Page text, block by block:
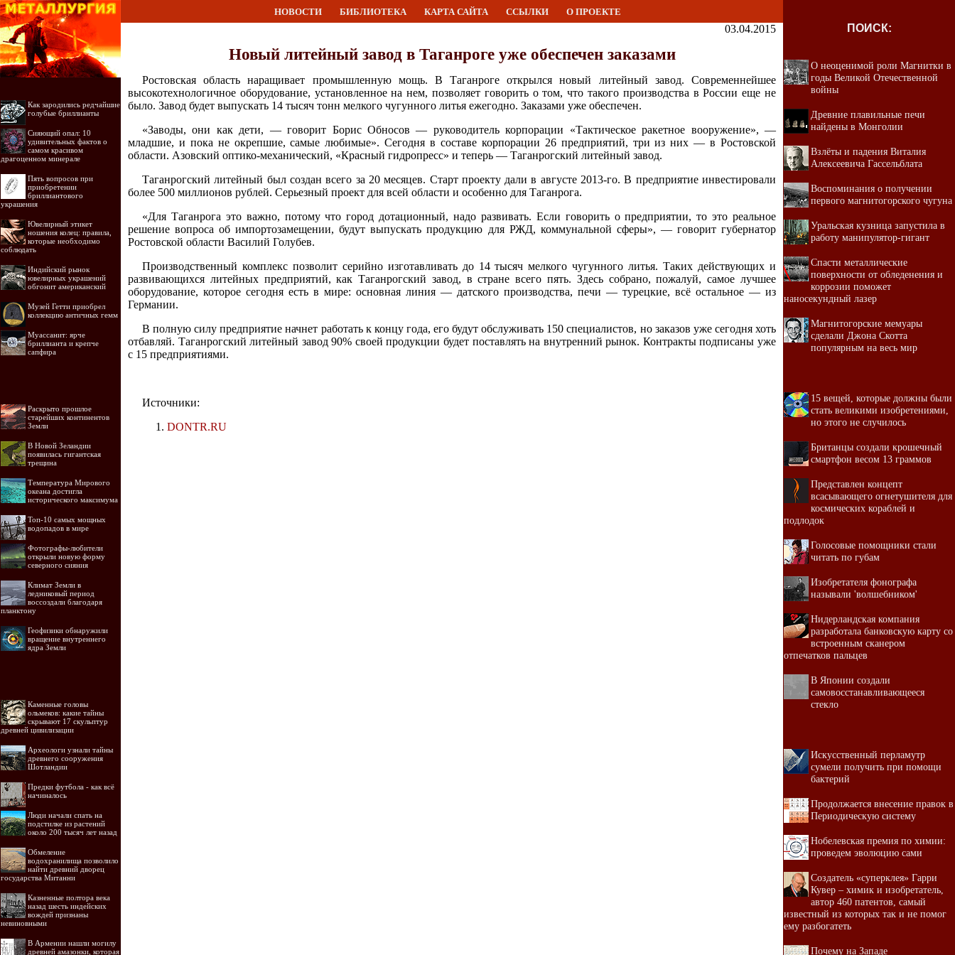
НОВОСТИ БИБЛИОТЕКА КАРТА САЙТА ССЫЛКИ О ПРОЕКТЕ
Как зародились редчайшие
голубые бриллианты
Сияющий опал: 10
удивительных фактов о
самом красивом
драгоценном минерале
Пять вопросов при
приобретении
бриллиантового
украшения
Ювелирный этикет
ношения колец: правила,
которые необходимо
соблюдать
Индийский рынок
ювелирных украшений
обгонит американский
Музей Гетти приобрел
коллекцию античных гемм
Муассанит: ярче
бриллианта и крепче
сапфира
Раскрыто прошлое
старейших континентов
Земли
В Новой Зеландии
появилась гигантская
трещина
Температура Мирового
океана достигла
исторического максимума
Топ-10 самых мощных
водопадов в мире
Фотографы-любители
открыли новую форму
северного сияния
Климат Земли в
ледниковый период
воссоздали благодаря
планктону
Геофизики обнаружили
вращение внутреннего
ядра Земли
Каменные головы
ольмеков: какие тайны
скрывают 17 скульптур
древней цивилизации
Археологи узнали тайны
древнего сооружения
Шотландии
Предки футбола - как всё
начиналось
Люди начали спать на
подстилке из растений
около 200 тысяч лет назад
Обмеление
водохранилища позволило
найти древний дворец
государства Митанни
Казненные полтора века
назад шесть индейских
вождей признаны
невиновными
В Армении нашли могилу
древней амазонки, которая
03.04.2015
Новый литейный завод в Таганроге уже обеспечен заказами
Ростовская область наращивает промышленную мощь. В Таганроге открылся новый литейный завод. Современнейшее
высокотехнологичное оборудование, установленное на нем, позволяет говорить о том, что такого производства в России еще не
было. Завод будет выпускать 14 тысяч тонн мелкого чугунного литья ежегодно. Заказами уже обеспечен.
«Заводы, они как дети, — говорит Борис Обносов — руководитель корпорации «Тактическое ракетное вооружение», —
младшие, и пока не окрепшие, самые любимые». Сегодня в составе корпорации 26 предприятий, три из них — в Ростовской
области. Азовский оптико-механический, «Красный гидропресс» и теперь — Таганрогский литейный завод.
Таганрогский литейный был создан всего за 20 месяцев. Старт проекту дали в августе 2013-го. В предприятие инвестировали
более 500 миллионов рублей. Серьезный проект для всей области и особенно для Таганрога.
«Для Таганрога это важно, потому что город дотационный, надо развивать. Если говорить о предприятии, то это реальное
решение вопроса об импортозамещении, будут выпускать продукцию для РЖД, коммунальной сферы», — говорит губернатор
Ростовской области Василий Голубев.
Производственный комплекс позволит серийно изготавливать до 14 тысяч мелкого чугунного литья. Таких действующих и
развивающихся литейных предприятий, как Таганрогский завод, в стране всего пять. Здесь собрано, пожалуй, самое лучшее
оборудование, которое сегодня есть в мире: основная линия — датского производства, печи — турецкие, всё остальное — из
Германии.
В полную силу предприятие начнет работать к концу года, его будут обслуживать 150 специалистов, но заказов уже сегодня хоть
отбавляй. Таганрогский литейный завод 90% своей продукции будет поставлять на внутренний рынок. Контракты подписаны уже
с 15 предприятиями.
Источники:
DONTR.RU
ПОИСК:
О неоценимой роли Магнитки в
годы Великой Отечественной
войны
Древние плавильные печи
найдены в Монголии
Взлёты и падения Виталия
Алексеевича Гассельблата
Воспоминания о получении
первого магнитогорского чугуна
Уральская кузница запустила в
работу манипулятор-гигант
Спасти металлические
поверхности от обледенения и
коррозии поможет
наносекундный лазер
Магнитогорские мемуары
сделали Джона Скотта
популярным на весь мир
15 вещей, которые должны были
стать великими изобретениями,
но этого не случилось
Британцы создали крошечный
смартфон весом 13 граммов
Представлен концепт
всасывающего огнетушителя для
космических кораблей и
подлодок
Голосовые помощники стали
читать по губам
Изобретателя фонографа
называли 'волшебником'
Нидерландская компания
разработала банковскую карту со
встроенным сканером
отпечатков пальцев
В Японии создали
самовосстанавливающееся
стекло
Искусственный перламутр
сумели получить при помощи
бактерий
Продолжается внесение правок в
Периодическую систему
Нобелевская премия по химии:
проведем эволюцию сами
Создатель «суперклея» Гарри
Кувер – химик и изобретатель,
автор 460 патентов, самый
известный из которых так и не помог
ему разбогатеть
Почему на Западе